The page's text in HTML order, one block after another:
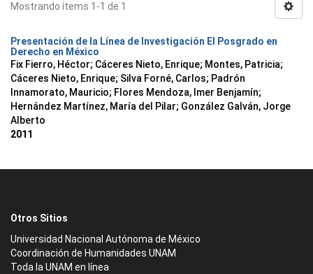
Mostrando ítems 1-1 de 1
Presentación de la Línea de Investigación El Posgrado en
Derecho en México
Fix Fierro, Héctor; Cáceres Nieto, Enrique; Montes, Patricia;
Cáceres Nieto, Enrique; Silva Forné, Carlos; Padrón
Innamorato, Mauricio; Flores Mendoza, Imer Benjamín;
Hernández Martínez, María del Pilar; González Galván, Jorge
Alberto
2011
Otros Sitios
Universidad Nacional Autónoma de México
Coordinación de Humanidades UNAM
Toda la UNAM en línea